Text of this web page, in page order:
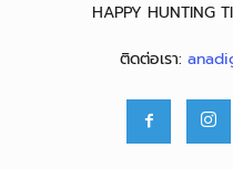
HAPPY HUNTING
ติดต่อเรา: